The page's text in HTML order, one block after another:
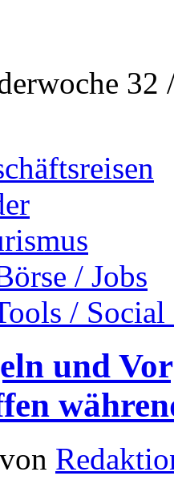
32
/ Jobs
/
und
von